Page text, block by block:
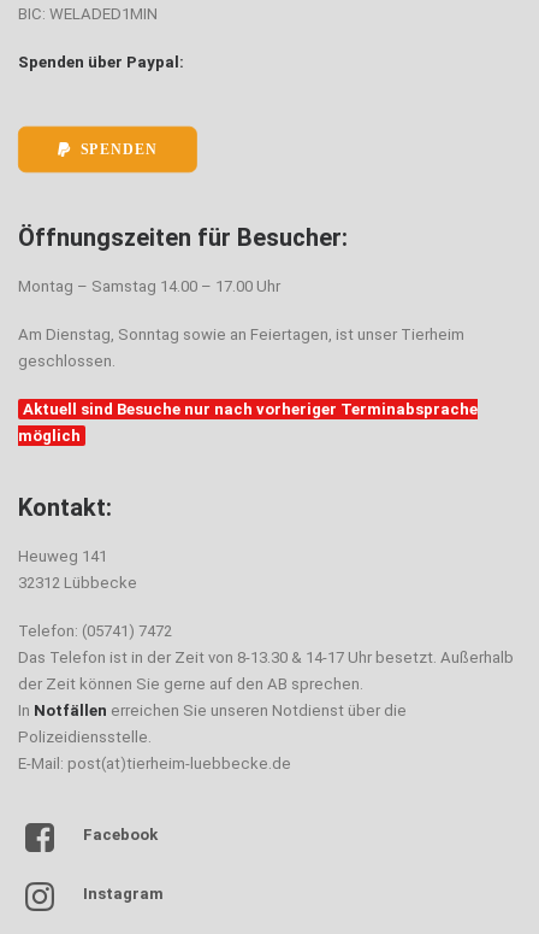
BIC: WELADED1MIN
Spenden über Paypal:
SPENDEN
Öffnungszeiten für Besucher:
Montag – Samstag 14.00 – 17.00 Uhr
Am Dienstag, Sonntag sowie an Feiertagen, ist unser Tierheim
geschlossen.
Aktuell sind Besuche nur nach vorheriger Terminabsprache
möglich
Kontakt:
Heuweg 141
32312 Lübbecke
Telefon: (05741) 7472
Das Telefon ist in der Zeit von 8-13.30 & 14-17 Uhr besetzt. Außerhalb
der Zeit können Sie gerne auf den AB sprechen.
In Notfällen erreichen Sie unseren Notdienst über die
Polizeidiensstelle.
E-Mail: post(at)tierheim-luebbecke.de
Facebook
Instagram